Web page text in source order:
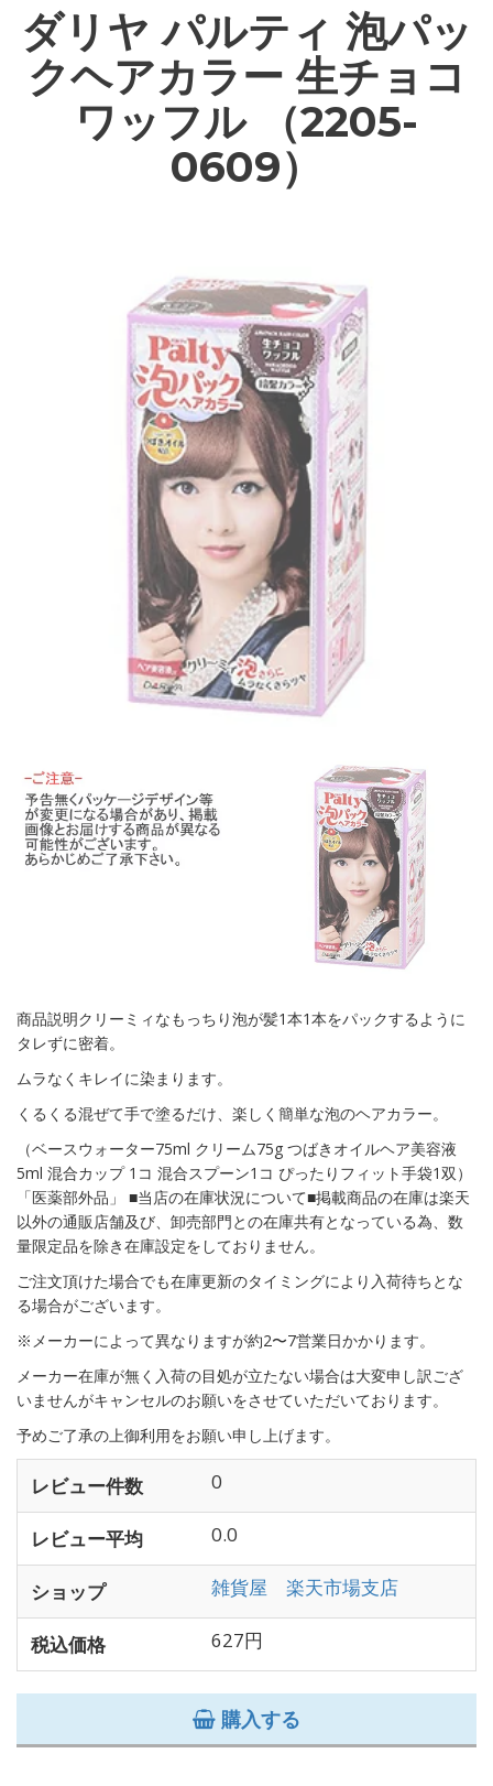
ダリヤ パルティ 泡パッ
クヘアカラー 生チョコ
ワッフル （2205-
0609）
商品説明クリーミィなもっちり泡が髪1本1本をパックするように
タレずに密着。
ムラなくキレイに染まります。
くるくる混ぜて手で塗るだけ、楽しく簡単な泡のヘアカラー。
（ベースウォーター75ml クリーム75g つばきオイルヘア美容液
5ml 混合カップ 1コ 混合スプーン1コ ぴったりフィット手袋1双）
「医薬部外品」 ■当店の在庫状況について■掲載商品の在庫は楽天
以外の通販店舗及び、卸売部門との在庫共有となっている為、数
量限定品を除き在庫設定をしておりません。
ご注文頂けた場合でも在庫更新のタイミングにより入荷待ちとな
る場合がございます。
※メーカーによって異なりますが約2〜7営業日かかります。
メーカー在庫が無く入荷の目処が立たない場合は大変申し訳ござ
いませんがキャンセルのお願いをさせていただいております。
予めご了承の上御利用をお願い申し上げます。
レビュー件数 0
レビュー平均 0.0
ショップ 雑貨屋 楽天市場支店
税込価格 627円
購入する